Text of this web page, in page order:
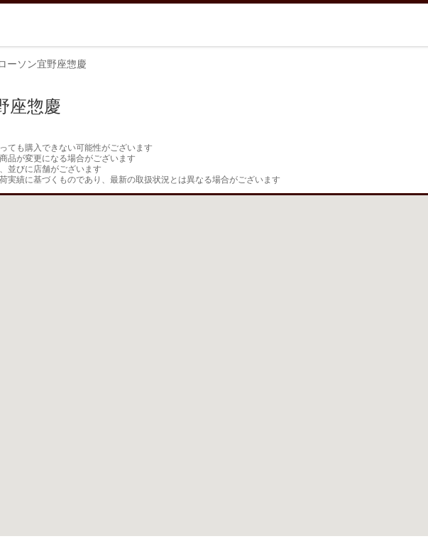
ーソン宜野座惣慶
座惣慶
ても購入できない可能性がございます
品が変更になる場合がございます
並びに店舗がございます
実績に基づくものであり、最新の取扱状況とは異なる場合がございます